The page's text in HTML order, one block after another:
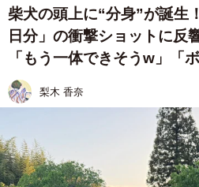
柴犬の頭上に“分身”が誕生
日分」の衝撃ショットに反
「もう一体できそうw」「
梨木 香奈